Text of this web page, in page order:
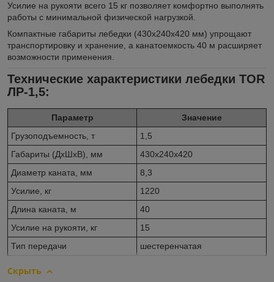
Усилие на рукояти всего 15 кг позволяет комфортно выполнять
работы с минимальной физической нагрузкой.
Компактные габариты лебедки (430х240х420 мм) упрощают
транспортировку и хранение, а канатоемкость 40 м расширяет
возможности применения.
Технические характеристики лебедки TOR
ЛР-1,5:
Параметр
Значение
Грузоподъемность, т
1,5
Габариты (ДхШхВ), мм
430х240х420
Диаметр каната, мм
8,3
Усилие, кг
1220
Длина каната, м
40
Усилие на рукояти, кг
15
Тип передачи
шестеренчатая
Скрыть